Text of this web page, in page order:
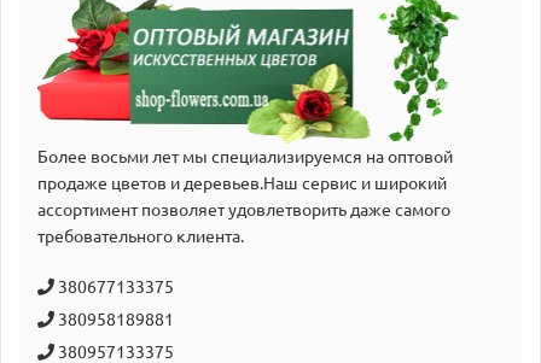
Более восьми лет мы специализируемся на оптовой
продаже цветов и деревьев.Наш сервис и широкий
аcсортимент позволяет удовлетворить даже самого
требовательного клиента.
380677133375
380958189881
380957133375